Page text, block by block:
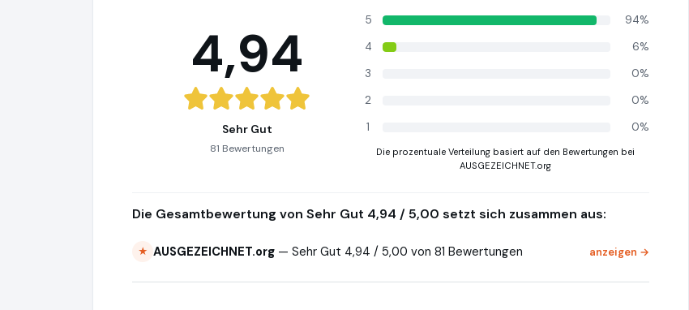
4,94
Sehr Gut
81 Bewertungen
5
94%
4
6%
3
0%
2
0%
1
0%
Die prozentuale Verteilung basiert auf den Bewertungen bei
AUSGEZEICHNET.org
Die Gesamtbewertung von Sehr Gut 4,94 / 5,00 setzt sich zusammen aus:
★ AUSGEZEICHNET.org — Sehr Gut 4,94 / 5,00 von 81 Bewertungen anzeigen →